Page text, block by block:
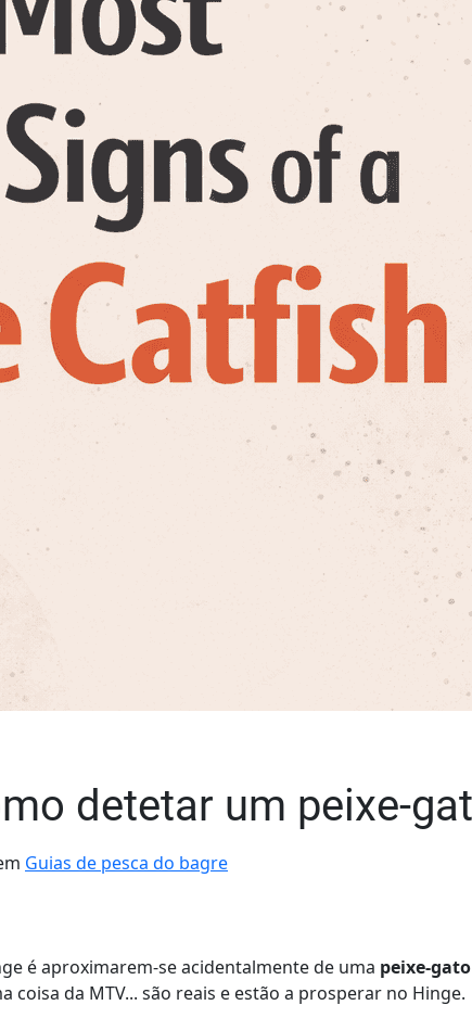
detetar um peixe-
Guias de pesca do bagre
é aproximarem-se acidentalmente de uma peixe-gato
coisa da MTV... são reais e estão a prosperar no Hinge.